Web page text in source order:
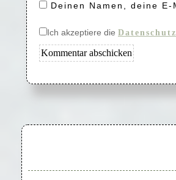
Deinen Namen, deine
Ich akzeptiere die